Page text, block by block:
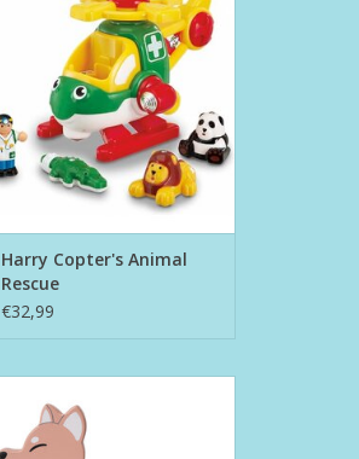
TOEVOEGEN AAN WINKELWAGEN
Harry Copter's Animal
Rescue
€32,99
TOEVOEGEN AAN WINKELWAGEN